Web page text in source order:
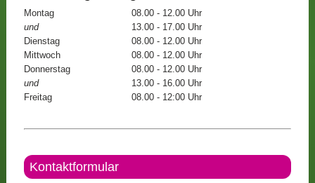
Montag
08.00 - 12.00 Uhr
und
13.00 - 17.00 Uhr
Dienstag
08.00 - 12.00 Uhr
Mittwoch
08.00 - 12.00 Uhr
Donnerstag
08.00 - 12.00 Uhr
und
13.00 - 16.00 Uhr
Freitag
08.00 - 12:00 Uhr
Kontaktformular